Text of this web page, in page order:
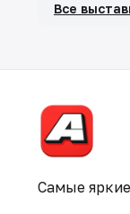
Все
Самые